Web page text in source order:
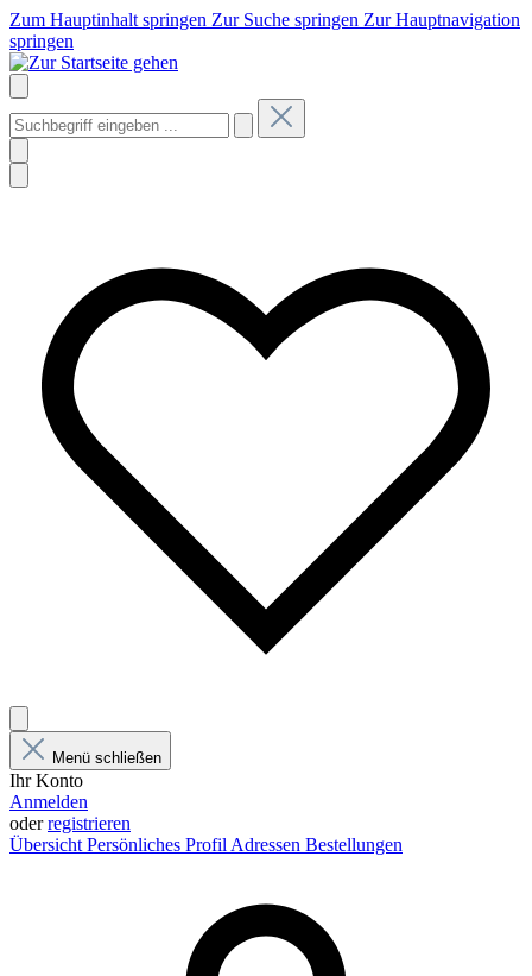
Zum Hauptinhalt springen Zur Suche springen Zur Hauptnavigation
springen
Menü schließen
Ihr Konto
Anmelden
oderregistrieren
Übersicht Persönliches Profil Adressen Bestellungen